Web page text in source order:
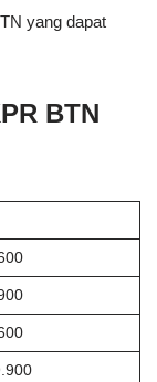
yang dapat
BTN